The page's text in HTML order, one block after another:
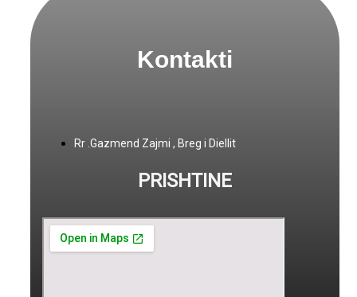
Kontakti
Rr .Gazmend Zajmi , Breg i Diellit
PRISHTINE